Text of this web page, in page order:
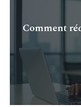
Comment